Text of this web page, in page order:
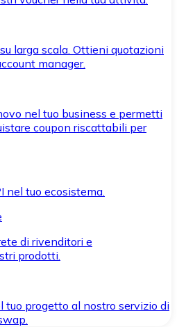
larga scala. Ottieni quotazioni
manager.
nel tuo business e permetti
coupon riscattabili per
nel tuo ecosistema.
di rivenditori e
prodotti.
tuo progetto al nostro servizio di